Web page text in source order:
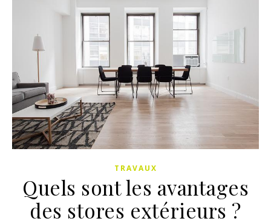
TRAVAUX
Quels sont les avantages
des stores extérieurs ?